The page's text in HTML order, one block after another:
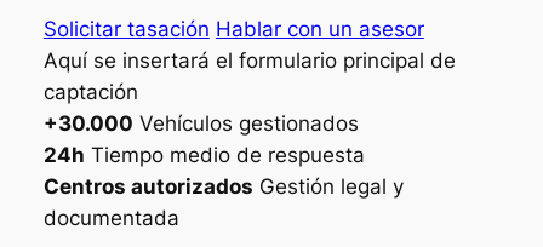
Solicitar tasación Hablar con un asesor
Aquí se insertará el formulario principal de
captación
+30.000 Vehículos gestionados
24h Tiempo medio de respuesta
Centros autorizados Gestión legal y
documentada